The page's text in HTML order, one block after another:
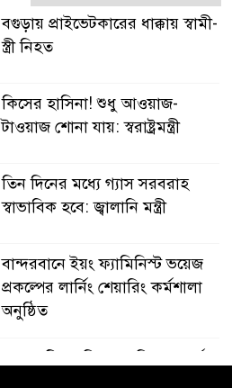
বগুড়ায় প্রাইভেটকারের ধাক্কায় স্বামী-
স্ত্রী নিহত
কিসের হাসিনা! শুধু আওয়াজ-
টাওয়াজ শোনা যায়: স্বরাষ্ট্রমন্ত্রী
তিন দিনের মধ্যে গ্যাস সরবরাহ
স্বাভাবিক হবে: জ্বালানি মন্ত্রী
বান্দরবানে ইয়ং ফ্যামিনিস্ট ভয়েজ
প্রকল্পের লার্নিং শেয়ারিং কর্মশালা
অনুষ্ঠিত